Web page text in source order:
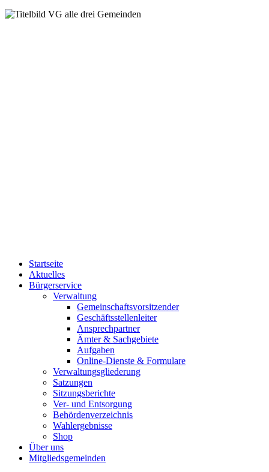
Startseite
Aktuelles
Bürgerservice
Verwaltung
Gemeinschaftsvorsitzender
Geschäftsstellenleiter
Ansprechpartner
Ämter & Sachgebiete
Aufgaben
Online-Dienste & Formulare
Verwaltungsgliederung
Satzungen
Sitzungsberichte
Ver- und Entsorgung
Behördenverzeichnis
Wahlergebnisse
Shop
Über uns
Mitgliedsgemeinden